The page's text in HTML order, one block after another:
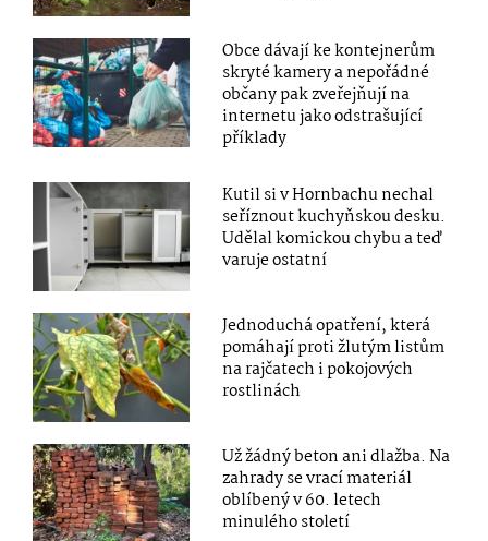
Obce dávají ke kontejnerům
skryté kamery a nepořádné
občany pak zveřejňují na
internetu jako odstrašující
příklady
Kutil si v Hornbachu nechal
seříznout kuchyňskou desku.
Udělal komickou chybu a teď
varuje ostatní
Jednoduchá opatření, která
pomáhají proti žlutým listům
na rajčatech i pokojových
rostlinách
Už žádný beton ani dlažba. Na
zahrady se vrací materiál
oblíbený v 60. letech
minulého století